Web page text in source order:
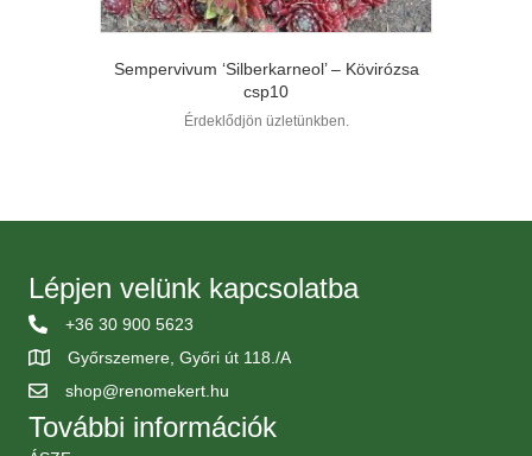
Sempervivum ‘Silberkarneol’ – Kövirózsa
csp10
Érdeklődjön üzletünkben.
Lépjen velünk kapcsolatba
+36 30 900 5623
Győrszemere, Győri út 118./A
shop@renomekert.hu
További információk